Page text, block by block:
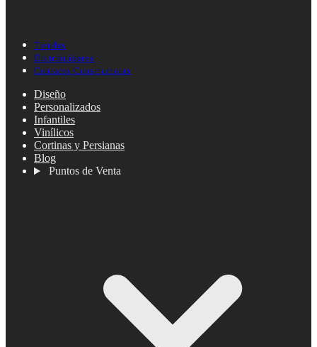
Tiendas
Distribuidores
Contacto Constructoras
Diseño
Personalizados
Infantiles
Vinílicos
Cortinas y Persianas
Blog
Puntos de Venta